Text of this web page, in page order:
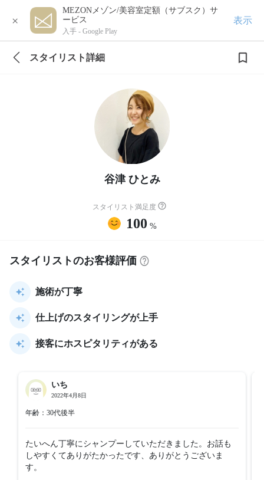
×
MEZONメゾン/美容室定額（サブスク）サ
ービス
入手 - Google Play
表示
スタイリスト詳細
谷津 ひとみ
スタイリスト満足度
100 %
スタイリストのお客様評価
施術が丁寧
仕上げのスタイリングが上手
接客にホスピタリティがある
いち
2022年4月8日
年齢：30代後半
たいへん丁寧にシャンプーしていただきました。お話も
しやすくてありがたかったです、ありがとうございま
す。